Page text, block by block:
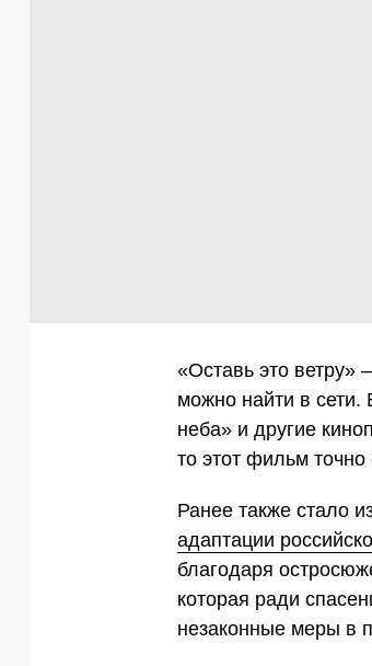
«Оставь это
можно найти в сети.
неба» и другие
то этот фильм
Ранее также стало
адаптации
благодаря
которая ради
незаконные меры в